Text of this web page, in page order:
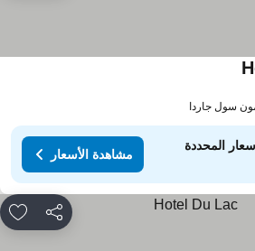
مشاهدة الأسعار
سول جاردا
المحددة
مشاهدة الأسعار
مشاركة